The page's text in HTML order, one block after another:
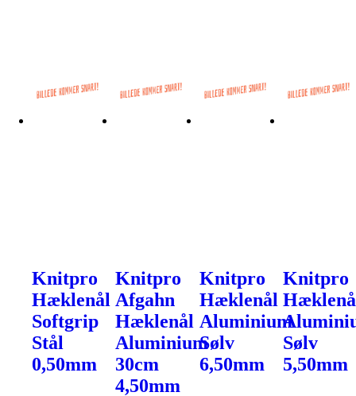
Knitpro
Hæklenål
Softgrip
Stål
0,50mm
Knitpro
Afgahn
Hæklenål
Aluminium
30cm
4,50mm
Knitpro
Hæklenål
Aluminium
Sølv
6,50mm
Knitpro
Sølv
5,50mm